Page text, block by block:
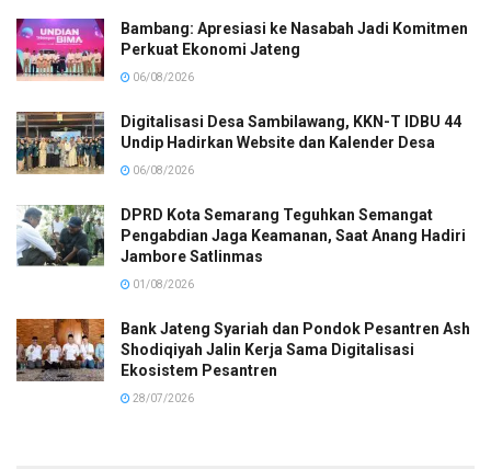
Bambang: Apresiasi ke Nasabah Jadi Komitmen
Perkuat Ekonomi Jateng
06/08/2026
Digitalisasi Desa Sambilawang, KKN-T IDBU 44
Undip Hadirkan Website dan Kalender Desa
06/08/2026
DPRD Kota Semarang Teguhkan Semangat
Pengabdian Jaga Keamanan, Saat Anang Hadiri
Jambore Satlinmas
01/08/2026
Bank Jateng Syariah dan Pondok Pesantren Ash
Shodiqiyah Jalin Kerja Sama Digitalisasi
Ekosistem Pesantren
28/07/2026